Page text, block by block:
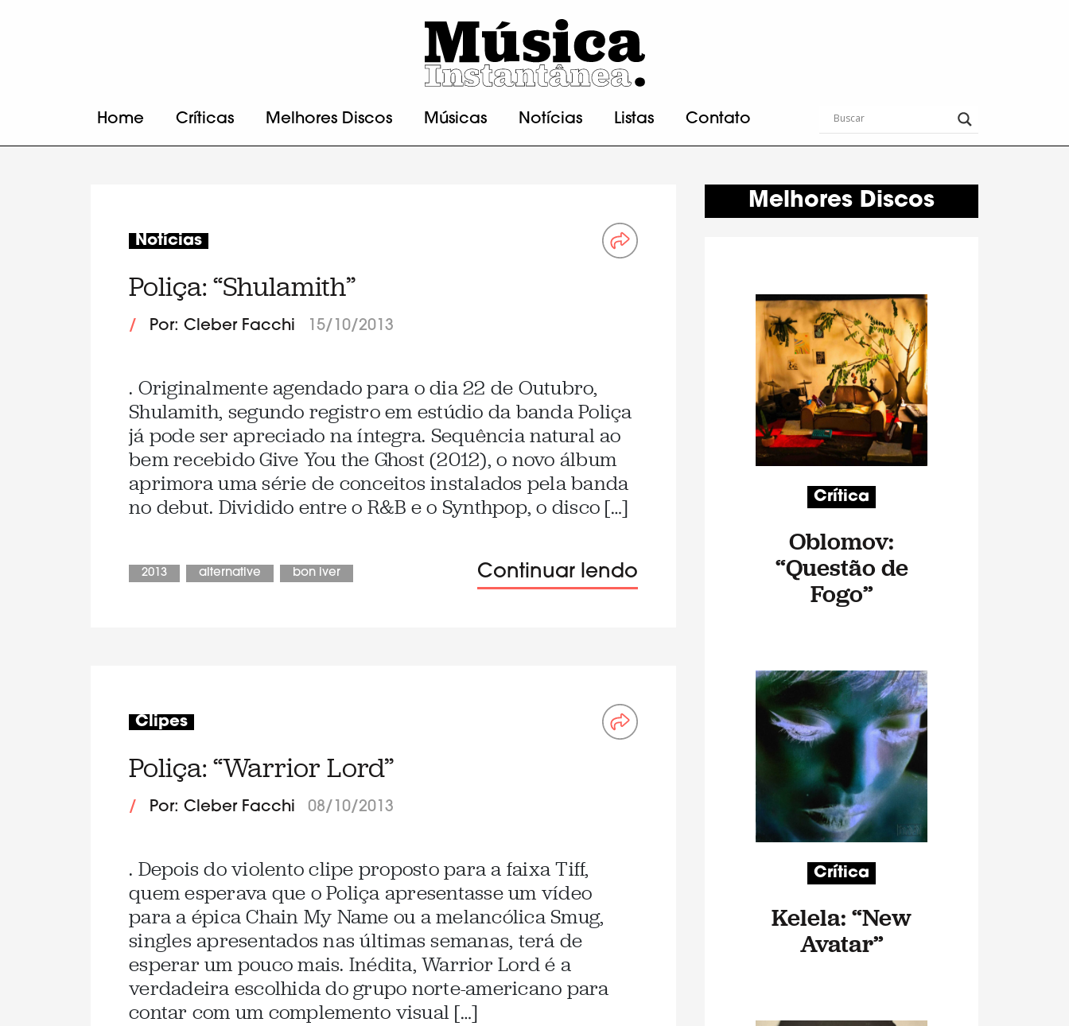
Home Críticas Melhores Discos Músicas Notícias Listas Contato
Notícias
Poliça: “Shulamith”
/ Por: Cleber Facchi 15/10/2013
. Originalmente agendado para o dia 22 de Outubro,
Shulamith, segundo registro em estúdio da banda Poliça
já pode ser apreciado na íntegra. Sequência natural ao
bem recebido Give You the Ghost (2012), o novo álbum
aprimora uma série de conceitos instalados pela banda
no debut. Dividido entre o R&B e o Synthpop, o disco […]
2013 alternative bon iver Continuar lendo
Clipes
Poliça: “Warrior Lord”
/ Por: Cleber Facchi 08/10/2013
. Depois do violento clipe proposto para a faixa Tiff,
quem esperava que o Poliça apresentasse um vídeo
para a épica Chain My Name ou a melancólica Smug,
singles apresentados nas últimas semanas, terá de
esperar um pouco mais. Inédita, Warrior Lord é a
verdadeira escolhida do grupo norte-americano para
contar com um complemento visual […]
Melhores Discos
Crítica
Oblomov:
“Questão de
Fogo”
Crítica
Kelela: “New
Avatar”